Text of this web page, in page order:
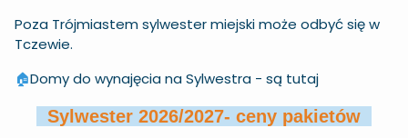
Poza Trójmiastem sylwester miejski może odbyć się w
Tczewie.
🏠Domy do wynajęcia na Sylwestra - są tutaj
Sylwester 2026/2027- ceny pakietów